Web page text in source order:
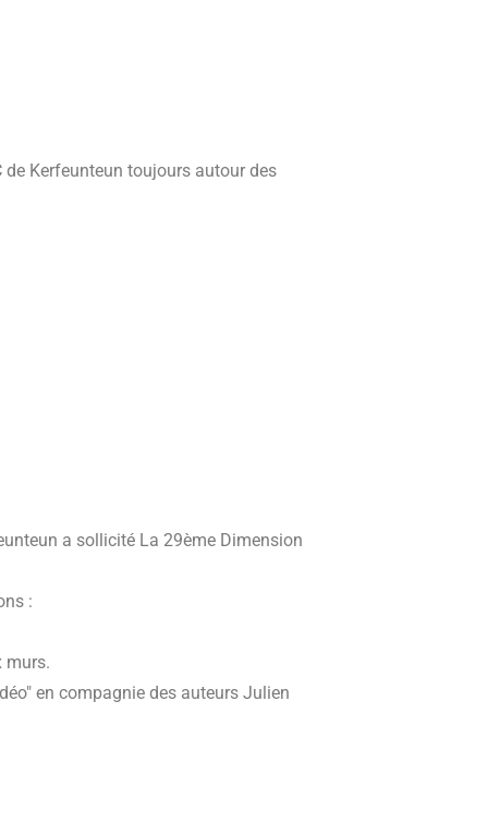
Kerfeunteun toujours autour des
a sollicité La 29ème Dimension
:
murs.
en compagnie des auteurs Julien